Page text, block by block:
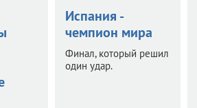
Испания -
чемпион мира
Финал, который решил
один удар.